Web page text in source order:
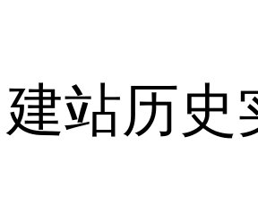
建站历史